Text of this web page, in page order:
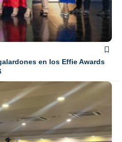
en los Effie Awards